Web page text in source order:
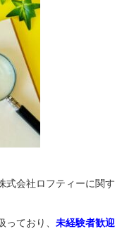
式会社ロフティーに関す
ており、 未経験者歓迎